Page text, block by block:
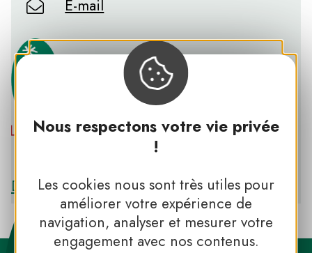
Nous respectons votre vie privée
!
Les cookies nous sont très utiles pour
améliorer votre expérience de
navigation, analyser et mesurer votre
engagement avec nos contenus.
E-mail
PNR LOIRE-ANJOU-TOURAINE
Découvrir le PNR LOIRE-ANJOU-TOURAINE